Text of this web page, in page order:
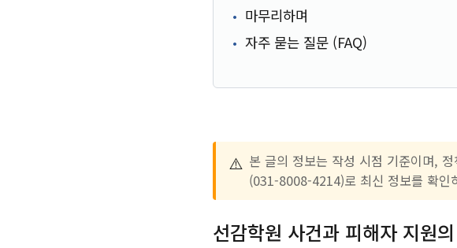
마무리하며
자주 묻는 질문 (FAQ)
⚠️ 본 글의 정보는 작성 시점 기준이며,
(031-8008-4214)로 최신 정보를 확인
선감학원 사건과 피해자 지원